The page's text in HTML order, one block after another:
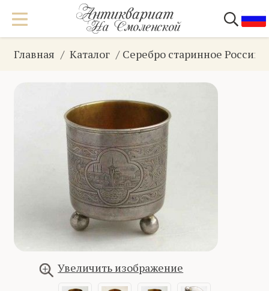
Главная Каталог Серебро старинное
Увеличить изображение